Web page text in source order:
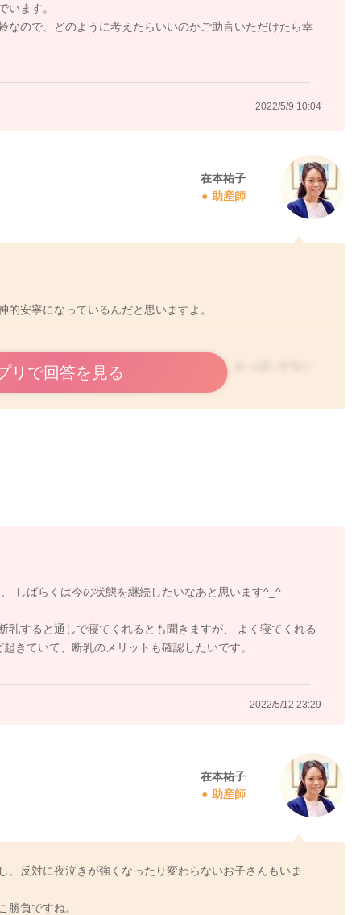
います。
なので、どのように考えたらいいのかご助言いただけたら幸
2022/5/9 10:04
在本祐子
助産師
安寧になっているんだと思いますよ。
他の方法で精神的な安定を得ていますから、おっぱいがない
いのです。
アリですし、まだ1歳だからたくさんおっぱいをあげるのも
リで回答を見る
しばらくは今の状態を継続したいなあと思います^_^
乳すると通しで寝てくれるとも聞きますが、 よく寝てくれる
きていて、断乳のメリットも確認したいです。
2022/5/12 23:29
在本祐子
助産師
、反対に夜泣きが強くなったり変わらないお子さんもいま
勝負ですね。